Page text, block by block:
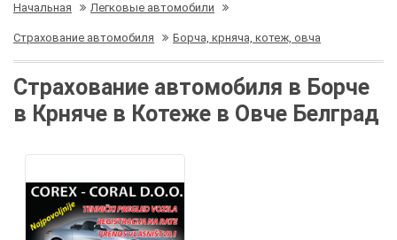
Начальная Легковые автомобили
Страхование автомобиля Борча, крняча, котеж, овча
Страхование автомобиля в Борче
в Крняче в Котеже в Овче Белград